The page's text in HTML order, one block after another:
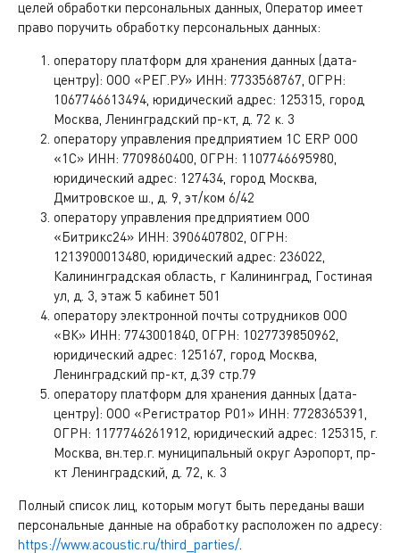
целей обработки персональных данных, Оператор имеет
право поручить обработку персональных данных:
оператору платформ для хранения данных (дата-
центру): ООО «РЕГ.РУ» ИНН: 7733568767, ОГРН:
1067746613494, юридический адрес: 125315, город
Москва, Ленинградский пр-кт, д. 72 к. 3
оператору управления предприятием 1С ERP ООО
«1С» ИНН: 7709860400, ОГРН: 1107746695980,
юридический адрес: 127434, город Москва,
Дмитровское ш., д. 9, эт/ком 6/42
оператору управления предприятием ООО
«Битрикс24» ИНН: 3906407802, ОГРН:
1213900013480, юридический адрес: 236022,
Калининградская область, г Калининград, Гостиная
ул, д. 3, этаж 5 кабинет 501
оператору электронной почты сотрудников ООО
«ВК» ИНН: 7743001840, ОГРН: 1027739850962,
юридический адрес: 125167, город Москва,
Ленинградский пр-кт, д.39 стр.79
оператору платформ для хранения данных (дата-
центру): ООО «Регистратор Р01» ИНН: 7728365391,
ОГРН: 1177746261912, юридический адрес: 125315, г.
Москва, вн.тер.г. муниципальный округ Аэропорт, пр-
кт Ленинградский, д. 72, к. 3
Полный список лиц, которым могут быть переданы ваши
персональные данные на обработку расположен по адресу:
https://www.acoustic.ru/third_parties/.